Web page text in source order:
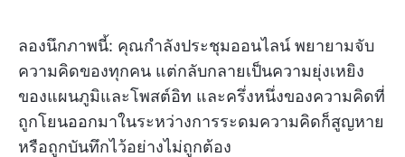
ลองนึกภาพนี้: คุณกำลังประชุมออนไลน์ พยายามจับ
ความคิดของทุกคน แต่กลับกลายเป็นความยุ่งเหยิง
ของแผนภูมิและโพสต์อิท และครึ่งหนึ่งของความคิดที่
ถูกโยนออกมาในระหว่างการระดมความคิดก็สูญหาย
หรือถูกบันทึกไว้อย่างไม่ถูกต้อง